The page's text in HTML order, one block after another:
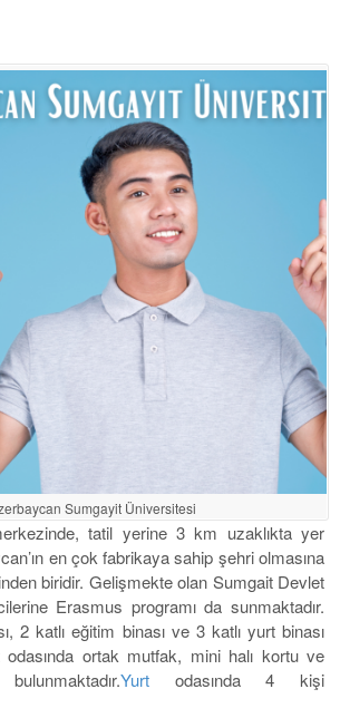
Sumgayit Üniversitesi
tatil yerine 3 km uzaklıkta yer
en çok fabrikaya sahip şehri olmasına
biridir. Gelişmekte olan Sumgait Devlet
Erasmus programı da sunmaktadır.
2 katlı eğitim binası ve 3 katlı yurt binası
odasında ortak mutfak, mini halı kortu ve
Yurt odasında 4 kişi